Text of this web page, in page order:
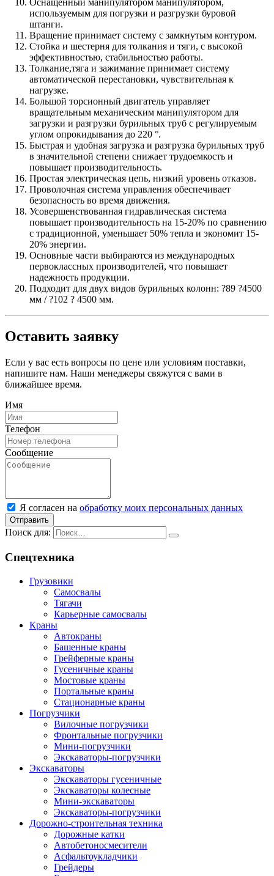
Оснащенный манипулятором манипулятором,
используемым для погрузки и разгрузки буровой
штанги.
Вращение принимает систему с замкнутым контуром.
Стойка и шестерня для толкания и тяги, с высокой
эффективностью, стабильностью работы.
Толкание,тяга и зажимание принимает систему
автоматической перестановки, чувствительная к
нагрузке.
Большой торсионный двигатель управляет
вращательным механическим манипулятором для
загрузки и разгрузки бурильных труб с регулируемым
углом опрокидывания до 220 °.
Быстрая и удобная загрузка и разгрузка бурильных труб
в значительной степени снижает трудоемкость и
повышает производительность.
Простая электрическая цепь, низкий уровень отказов.
Проволочная система управления обеспечивает
безопасность во время движения.
Усовершенствованная гидравлическая система
повышает производительность на 15-20% по сравнению
с традиционной, уменьшает 50% тепла и экономит 15-
20% энергии.
Основные части выбираются из международных
первоклассных производителей, что повышает
надежность продукции.
Подходит для двух видов бурильных колонн: ?89 ?4500
мм / ?102 ? 4500 мм.
Оставить заявку
Если у вас есть вопросы по цене или условиям поставки,
напишите нам. Наши менеджеры свяжутся с вами в
ближайшее время.
Имя
Телефон
Сообщение
Я согласен на обработку моих персональных данных
Отправить
Поиск для:
Спецтехника
Грузовики
Самосвалы
Тягачи
Карьерные самосвалы
Краны
Автокраны
Башенные краны
Грейферные краны
Гусеничные краны
Мостовые краны
Портальные краны
Стационарные краны
Погрузчики
Вилочные погрузчики
Фронтальные погрузчики
Мини-погрузчики
Экскаваторы-погрузчики
Экскаваторы
Экскаваторы гусеничные
Экскаваторы колесные
Мини-экскаваторы
Экскаваторы-погрузчики
Дорожно-строительная техника
Дорожные катки
Автобетоносмесители
Асфальтоукладчики
Грейдеры